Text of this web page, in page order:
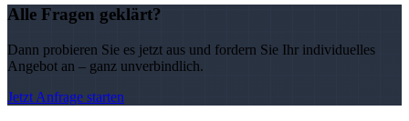
Alle Fragen geklärt?
Dann probieren Sie es jetzt aus und fordern Sie Ihr individuelles
Angebot an – ganz unverbindlich.
Jetzt Anfrage starten